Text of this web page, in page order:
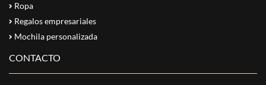
Ropa
Regalos empresariales
Mochila personalizada
CONTACTO